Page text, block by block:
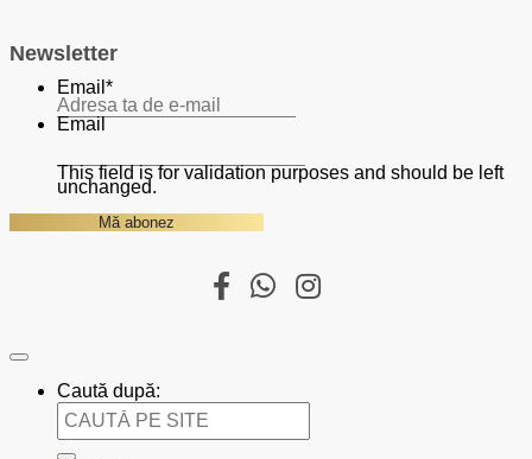
Newsletter
Email *
Email
This field is for validation purposes and should be left
unchanged.
Caută după: